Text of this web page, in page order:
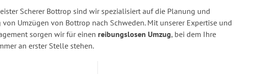
Scherer Bottrop sind wir spezialisiert auf die Planung und
Umzügen von Bottrop nach Schweden. Mit unserer Expertise und
sorgen wir für einen reibungslosen Umzug, bei dem Ihre
an erster Stelle stehen.